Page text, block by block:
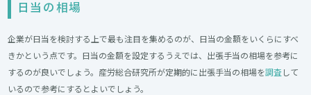
日当の相場
企業が日当を検討する上で最も注目を集めるのが、日当の金額をいくらにすべ
きかという点です。日当の金額を設定するうえでは、出張手当の相場を参考に
するのが良いでしょう。産労総合研究所が定期的に出張手当の相場を調査して
いるので参考にするとよいでしょう。